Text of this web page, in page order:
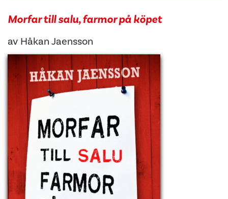
Morfar till salu, farmor på köpet
av Håkan Jaensson